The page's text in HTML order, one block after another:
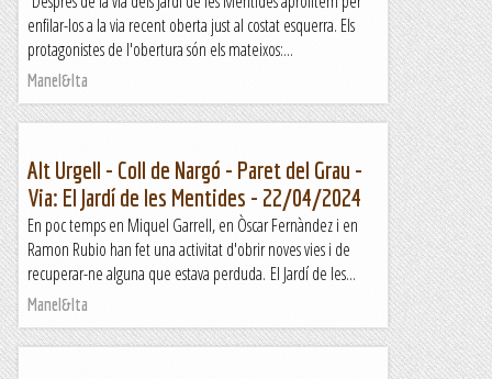
enfilar-los a la via recent oberta just al costat esquerra. Els
protagonistes de l'obertura són els mateixos:...
Manel&Ita
Alt Urgell - Coll de Nargó - Paret del Grau -
Via: El Jardí de les Mentides - 22/04/2024
En poc temps en Miquel Garrell, en Òscar Fernàndez i en
Ramon Rubio han fet una activitat d'obrir noves vies i de
recuperar-ne alguna que estava perduda. El Jardí de les...
Manel&Ita